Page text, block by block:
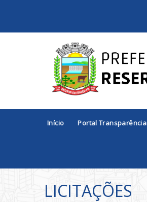
Início Portal Transparência
LICITAÇÕES